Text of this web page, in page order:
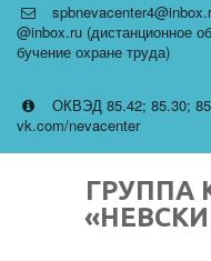
@inbox.ru (дистанционное
бучение охране труда)
ОКВЭД 85.42; 85.30;
vk.com/nevacenter
ГРУППА